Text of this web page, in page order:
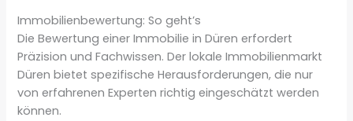
Immobilienbewertung: So geht’s
Die Bewertung einer Immobilie in Düren erfordert
Präzision und Fachwissen. Der lokale Immobilienmarkt
Düren bietet spezifische Herausforderungen, die nur
von erfahrenen Experten richtig eingeschätzt werden
können.